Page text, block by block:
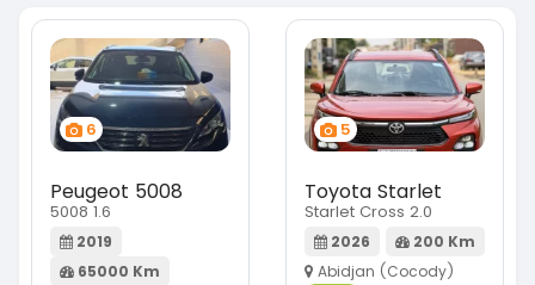
6
Peugeot 5008
5008 1.6
2019
65000 Km
5
Toyota Starlet
Starlet Cross 2.0
2026
200 Km
Abidjan (Cocody)